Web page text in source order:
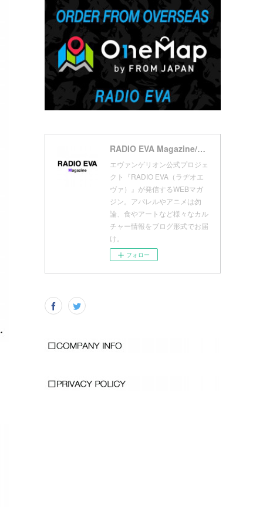
(7)
(10 )
(5)
(11)
9
(18)
(17 )
(13
(16)
RADIO EVA Magazine/ラヂオエヴァ マガジン
エヴァンゲリオン公式プロジェ
クト『RADIO EVA（ラヂオエ
ヴァ）』が発信するWEBマガ
ジン。アパレルやアニメは勿
論、食やアートなど様々なカル
チャー情報をブログ形式でお届
け。
フォロー